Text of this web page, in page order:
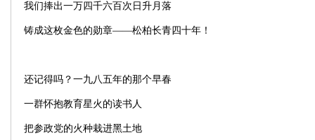
我们捧出一万四千六百次日升月落
铸成这枚金色的勋章——松柏长青四十年！
还记得吗？一九八五年的那个早春
一群怀抱教育星火的读书人
把参政党的火种栽进黑土地